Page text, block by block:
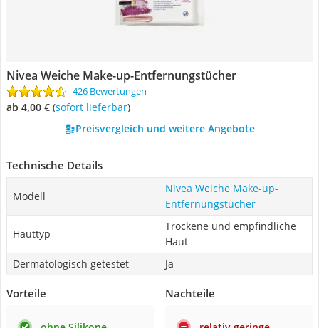
Nivea Weiche Make-up-Entfernungstücher
426 Bewertungen
ab 4,00 € ( Sofort lieferbar)
Preisvergleich und weitere Angebote
Technische Details
Modell
Nivea Weiche Make-up-
Entfernungstücher
Hauttyp
Trockene und empfindliche
Haut
Dermatologisch getestet
Ja
Vorteile Nachteile